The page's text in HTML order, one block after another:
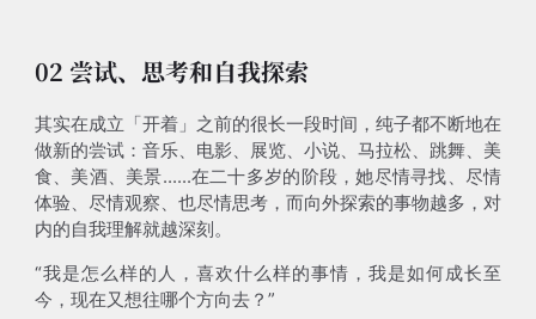
02 尝试、思考和自我探索
其实在成立「开着」之前的很长一段时间，纯子都不断地在
做新的尝试：音乐、电影、展览、小说、马拉松、跳舞、美
食、美酒、美景......在二十多岁的阶段，她尽情寻找、尽情
体验、尽情观察、也尽情思考，而向外探索的事物越多，对
内的自我理解就越深刻。
“我是怎么样的人，喜欢什么样的事情，我是如何成长至
今，现在又想往哪个方向去？”